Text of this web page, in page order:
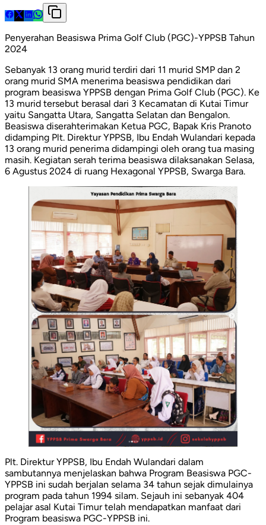
Penyerahan Beasiswa Prima Golf Club (PGC)-YPPSB Tahun
2024
Sebanyak 13 orang murid terdiri dari 11 murid SMP dan 2
orang murid SMA menerima beasiswa pendidikan dari
program beasiswa YPPSB dengan Prima Golf Club (PGC). Ke
13 murid tersebut berasal dari 3 Kecamatan di Kutai Timur
yaitu Sangatta Utara, Sangatta Selatan dan Bengalon.
Beasiswa diserahterimakan Ketua PGC, Bapak Kris Pranoto
didamping Plt. Direktur YPPSB, Ibu Endah Wulandari kepada
13 orang murid penerima didampingi oleh orang tua masing
masih. Kegiatan serah terima beasiswa dilaksanakan Selasa,
6 Agustus 2024 di ruang Hexagonal YPPSB, Swarga Bara.
Plt. Direktur YPPSB, Ibu Endah Wulandari dalam
sambutannya menjelaskan bahwa Program Beasiswa PGC-
YPPSB ini sudah berjalan selama 34 tahun sejak dimulainya
program pada tahun 1994 silam. Sejauh ini sebanyak 404
pelajar asal Kutai Timur telah mendapatkan manfaat dari
Program beasiswa PGC-YPPSB ini.